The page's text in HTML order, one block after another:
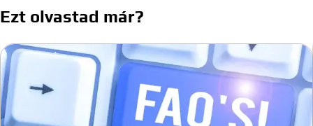
navigáció
Ezt olvastad már?